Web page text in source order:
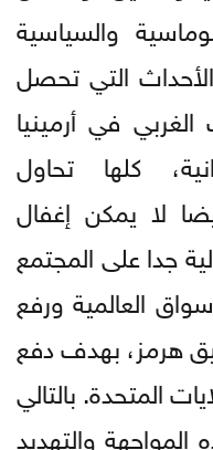
والسياسية
التي تحصل
في أرمينيا
كلها تحاول
لا يمكن إغفال
جدا على المجتمع
العالمية ورفع
هرمز، بهدف دفع
المتحدة. بالتالي
والتهديد